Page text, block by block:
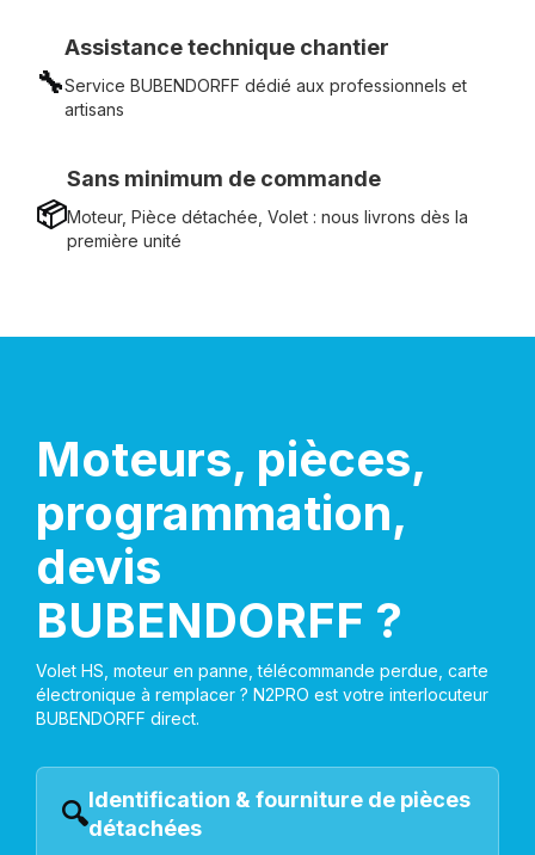
🔧
Assistance technique chantier
Service BUBENDORFF dédié aux professionnels et
artisans
📦
Sans minimum de commande
Moteur, Pièce détachée, Volet : nous livrons dès la
première unité
Moteurs, pièces,
programmation,
devis
BUBENDORFF ?
Volet HS, moteur en panne, télécommande perdue, carte
électronique à remplacer ? N2PRO est votre interlocuteur
BUBENDORFF direct.
🔍Identification & fourniture de pièces
détachées